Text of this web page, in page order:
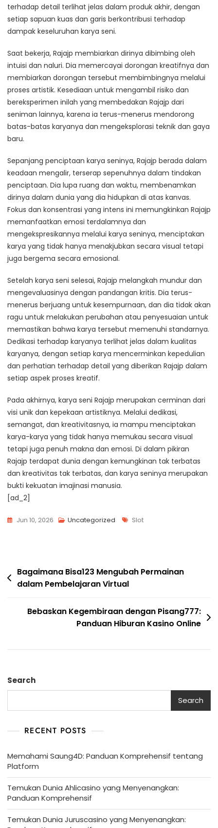
terhadap detail terlihat jelas dalam produk akhir, dengan
setiap sapuan kuas dan garis berkontribusi terhadap
dampak keseluruhan karya seni.
Saat bekerja, Rajajp membiarkan dirinya dibimbing oleh
intuisi dan naluri. Dia memercayai dorongan kreatifnya dan
membiarkan dorongan tersebut membimbingnya melalui
proses artistik. Kesediaan untuk mengambil risiko dan
bereksperimen inilah yang membedakan Rajajp dari
seniman lainnya, karena ia terus-menerus mendorong
batas-batas karyanya dan mengeksplorasi teknik dan gaya
baru.
Sepanjang penciptaan karya seninya, Rajajp berada dalam
keadaan mengalir, terserap sepenuhnya dalam tindakan
penciptaan. Dia lupa ruang dan waktu, membenamkan
dirinya dalam dunia yang dia hidupkan di atas kanvas.
Fokus dan konsentrasi yang intens ini memungkinkan Rajajp
memanfaatkan emosi terdalamnya dan
mengekspresikannya melalui karya seninya, menciptakan
karya yang tidak hanya menakjubkan secara visual tetapi
juga bergema secara emosional.
Setelah karya seni selesai, Rajajp melangkah mundur dan
mengevaluasinya dengan pandangan kritis. Dia terus-
menerus berjuang untuk kesempurnaan, dan dia tidak akan
ragu untuk melakukan perubahan atau penyesuaian untuk
memastikan bahwa karya tersebut memenuhi standarnya.
Dedikasi terhadap karyanya terlihat jelas dalam kualitas
karyanya, dengan setiap karya mencerminkan kepedulian
dan perhatian terhadap detail yang diberikan Rajajp dalam
setiap aspek proses kreatif.
Pada akhirnya, karya seni Rajajp merupakan cerminan dari
visi unik dan kepekaan artistiknya. Melalui dedikasi,
semangat, dan kreativitasnya, ia mampu menciptakan
karya-karya yang tidak hanya memukau secara visual
tetapi juga penuh makna dan emosi. Di dalam pikiran
Rajajp terdapat dunia dengan kemungkinan tak terbatas
dan kreativitas tak terbatas, dan karya seninya merupakan
bukti kekuatan imajinasi manusia.
[ad_2]
Jun 10, 2026 Uncategorized Tags
Slot
Post
navigation
Bagaimana Bisa123 Mengubah Permainan
dalam Pembelajaran Virtual
Bebaskan Kegembiraan dengan Pisang777:
Panduan Hiburan Kasino Online
Search
Search
RECENT POSTS
Memahami Saung4D: Panduan Komprehensif tentang
Platform
Temukan Dunia Ahlicasino yang Menyenangkan:
Panduan Komprehensif
Temukan Dunia Juruscasino yang Menyenangkan: